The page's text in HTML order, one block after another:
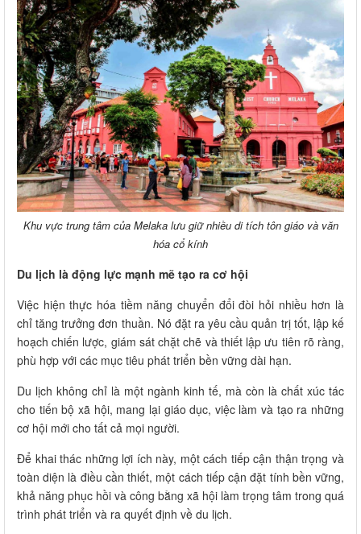
Khu vực trung tâm của Melaka lưu giữ nhiều di tích tôn giáo và văn
hóa cổ kính
Du lịch là động lực mạnh mẽ tạo ra cơ hội
Việc hiện thực hóa tiềm năng chuyển đổi đòi hỏi nhiều hơn là
chỉ tăng trưởng đơn thuần. Nó đặt ra yêu cầu quản trị tốt, lập kế
hoạch chiến lược, giám sát chặt chẽ và thiết lập ưu tiên rõ ràng,
phù hợp với các mục tiêu phát triển bền vững dài hạn.
Du lịch không chỉ là một ngành kinh tế, mà còn là chất xúc tác
cho tiến bộ xã hội, mang lại giáo dục, việc làm và tạo ra những
cơ hội mới cho tất cả mọi người.
Để khai thác những lợi ích này, một cách tiếp cận thận trọng và
toàn diện là điều cần thiết, một cách tiếp cận đặt tính bền vững,
khả năng phục hồi và công bằng xã hội làm trọng tâm trong quá
trình phát triển và ra quyết định về du lịch.